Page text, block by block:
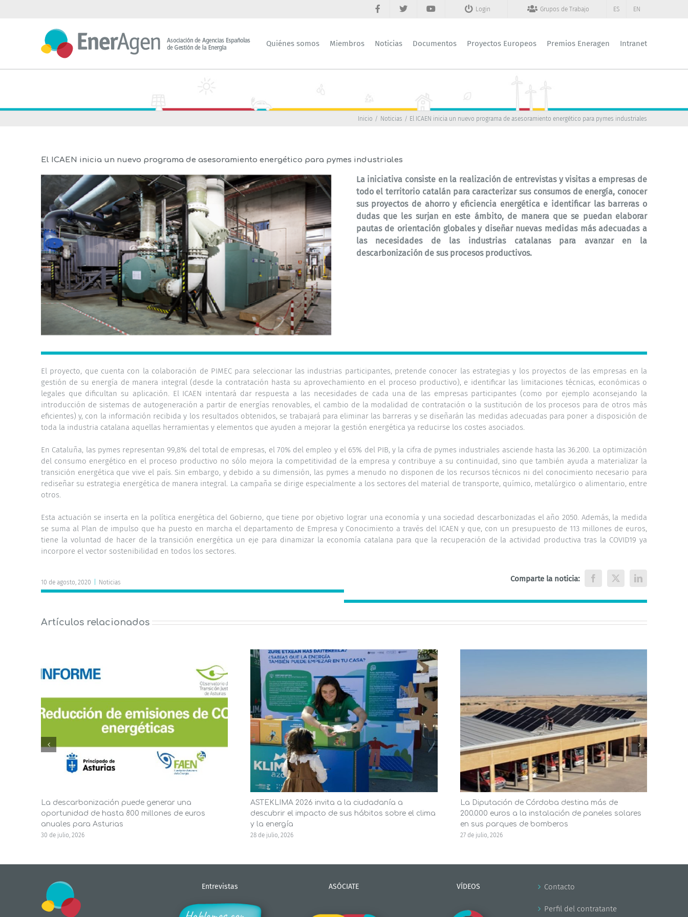
Login Grupos de Trabajo ES EN
Quiénes somos Miembros Noticias Documentos Proyectos Europeos Premios Eneragen Intranet
Inicio Noticias El ICAEN inicia un nuevo programa de asesoramiento energético para pymes industriales
El ICAEN inicia un nuevo programa de asesoramiento energético para pymes industriales
La iniciativa consiste en la realización de entrevistas y visitas a empresas de
todo el territorio catalán para caracterizar sus consumos de energía, conocer
sus proyectos de ahorro y eficiencia energética e identificar las barreras o
dudas que les surjan en este ámbito, de manera que se puedan elaborar
pautas de orientación globales y diseñar nuevas medidas más adecuadas a
las necesidades de las industrias catalanas para avanzar en la
descarbonización de sus procesos productivos.
El proyecto, que cuenta con la colaboración de PIMEC para seleccionar las industrias participantes, pretende conocer las estrategias y los proyectos de las empresas en la
gestión de su energía de manera integral (desde la contratación hasta su aprovechamiento en el proceso productivo), e identificar las limitaciones técnicas, económicas o
legales que dificultan su aplicación. El ICAEN intentará dar respuesta a las necesidades de cada una de las empresas participantes (como por ejemplo aconsejando la
introducción de sistemas de autogeneración a partir de energías renovables, el cambio de la modalidad de contratación o la sustitución de los procesos para de otros más
eficientes) y, con la información recibida y los resultados obtenidos, se trabajará para eliminar las barreras y se diseñarán las medidas adecuadas para poner a disposición de
toda la industria catalana aquellas herramientas y elementos que ayuden a mejorar la gestión energética ya reducirse los costes asociados.
En Cataluña, las pymes representan 99,8% del total de empresas, el 70% del empleo y el 65% del PIB, y la cifra de pymes industriales asciende hasta las 36.200. La optimización
del consumo energético en el proceso productivo no sólo mejora la competitividad de la empresa y contribuye a su continuidad, sino que también ayuda a materializar la
transición energética que vive el país. Sin embargo, y debido a su dimensión, las pymes a menudo no disponen de los recursos técnicos ni del conocimiento necesario para
rediseñar su estrategia energética de manera integral. La campaña se dirige especialmente a los sectores del material de transporte, químico, metalúrgico o alimentario, entre
otros.
Esta actuación se inserta en la política energética del Gobierno, que tiene por objetivo lograr una economía y una sociedad descarbonizadas el año 2050. Además, la medida
se suma al Plan de impulso que ha puesto en marcha el departamento de Empresa y Conocimiento a través del ICAEN y que, con un presupuesto de 113 millones de euros,
tiene la voluntad de hacer de la transición energética un eje para dinamizar la economía catalana para que la recuperación de la actividad productiva tras la COVID19 ya
incorpore el vector sostenibilidad en todos los sectores.
10 de agosto, 2020 Noticias Comparte la noticia: Facebook
X LinkedIn
Artículos relacionados
La descarbonización puede generar una
oportunidad de hasta 800 millones de euros
anuales para Asturias
30 de julio, 2026
ASTEKLIMA 2026 invita a la ciudadanía a
descubrir el impacto de sus hábitos sobre el clima
y la energía
28 de julio, 2026
La Diputación de Córdoba destina más de
200.000 euros a la instalación de paneles solares
en sus parques de bomberos
27 de julio, 2026
Entrevistas ASÓCIATE VÍDEOS Contacto
Perfil del contratante